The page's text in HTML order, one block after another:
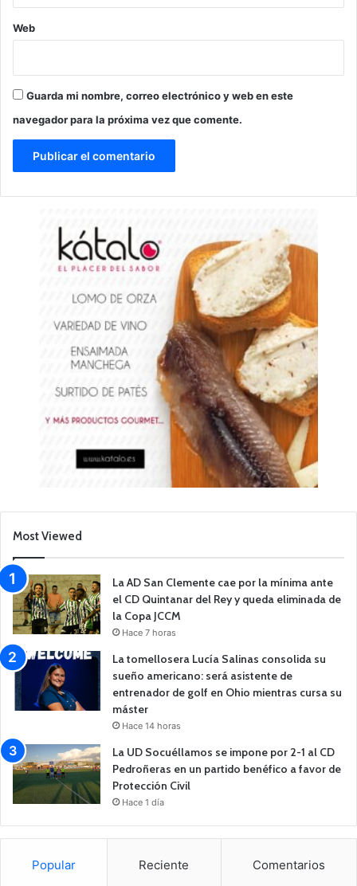
Web
Guarda mi nombre, correo electrónico y web en este
navegador para la próxima vez que comente.
Most Viewed
La AD San Clemente cae por la mínima ante
el CD Quintanar del Rey y queda eliminada de
la Copa JCCM
Hace 7 horas
La tomellosera Lucía Salinas consolida su
sueño americano: será asistente de
entrenador de golf en Ohio mientras cursa su
máster
Hace 14 horas
La UD Socuéllamos se impone por 2-1 al CD
Pedroñeras en un partido benéfico a favor de
Protección Civil
Hace 1 día
Popular Reciente Comentarios